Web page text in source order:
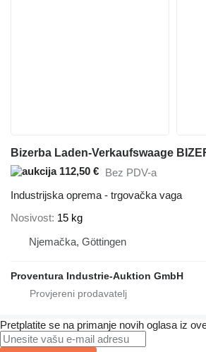
Bizerba Laden-Verkaufswaage
112,50 € Bez PDV-a
Industrijska oprema - trgovačka vaga
Nosivost 15 kg
Njemačka, Göttingen
Proventura Industrie-Auktion GmbH
Pretplatite se na primanje novih oglasa iz